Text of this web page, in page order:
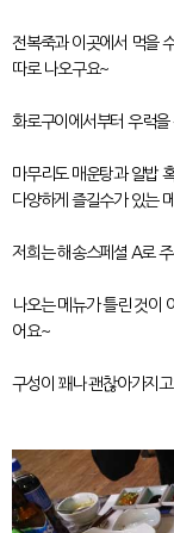
전복죽과 이곳에서 먹을
따로 나오구요~
화로구이에서부터 우럭을
마무리도 매운탕과 알밥
다양하게 즐길수가 있는
저희는 해송스페셜 A로
나오는 메뉴가 틀린 것이
어요~
구성이 꽤나 괜찮아가지